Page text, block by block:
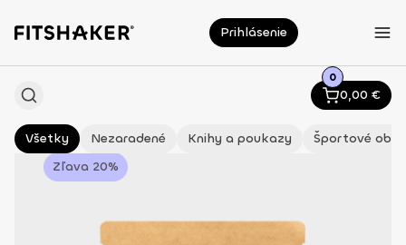
Prihlásenie
0
0,00 €
Všetky Nezaradené Knihy a poukazy
Športové
Zľava 20%